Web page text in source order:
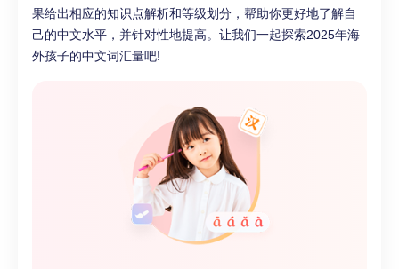
果给出相应的知识点解析和等级划分，帮助你更好地了解自
己的中文水平，并针对性地提高。让我们一起探索2025年海
外孩子的中文词汇量吧!